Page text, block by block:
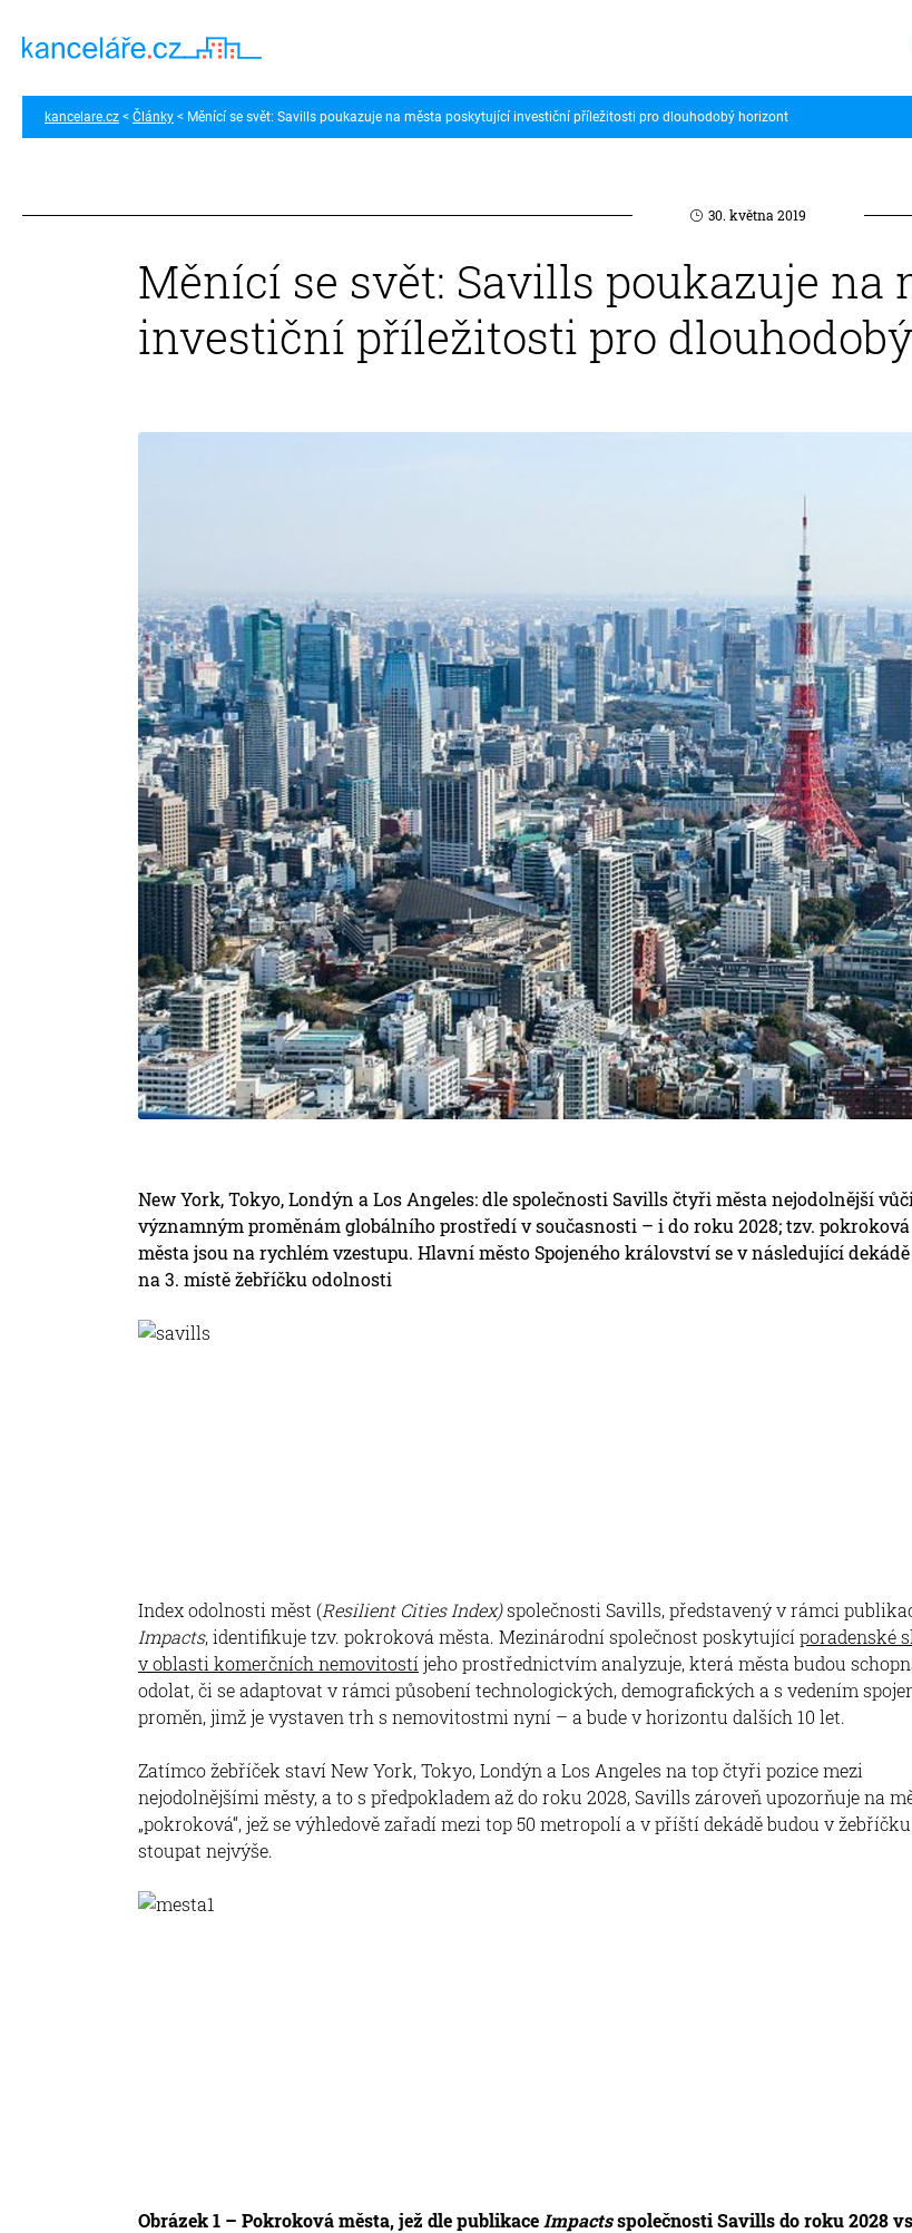
kancelare.cz Články Měnící se svět: Savills poukazuje na města poskytující investiční příležitosti pro dlouhodobý horizont
30. května 2019
Měnící se svět: Savills poukazuje
investiční příležitosti pro
New York, Tokyo, Londýn a Los Angeles: dle společnosti Savills čtyři města nejodolnější vůči
významným proměnám globálního prostředí v současnosti – i do roku 2028; tzv. pokroková
města jsou na rychlém vzestupu. Hlavní město Spojeného království se v následující
na 3. místě žebříčku odolnosti
Index odolnosti měst (Resilient Cities Index)společnosti Savills, představený v rámci
Impacts, identifikuje tzv. pokroková města. Mezinárodní společnost poskytující poradenské
v oblasti komerčních nemovitostí jeho prostřednictvím analyzuje, která města budou
odolat, či se adaptovat v rámci působení technologických, demografických a s vedením
proměn, jimž je vystaven trh s nemovitostmi nyní – a bude v horizontu dalších 10 let.
Zatímco žebříček staví New York, Tokyo, Londýn a Los Angeles na top čtyři pozice mezi
nejodolnějšími městy, a to s předpokladem až do roku 2028, Savills zároveň upozorňuje na
„pokroková“, jež se výhledově zařadí mezi top 50 metropolí a v příští dekádě budou v žebříčku
stoupat nejvýše.
Obrázek 1 – Pokroková města, jež dle publikaceImpactsspolečnosti Savills do roku 2028